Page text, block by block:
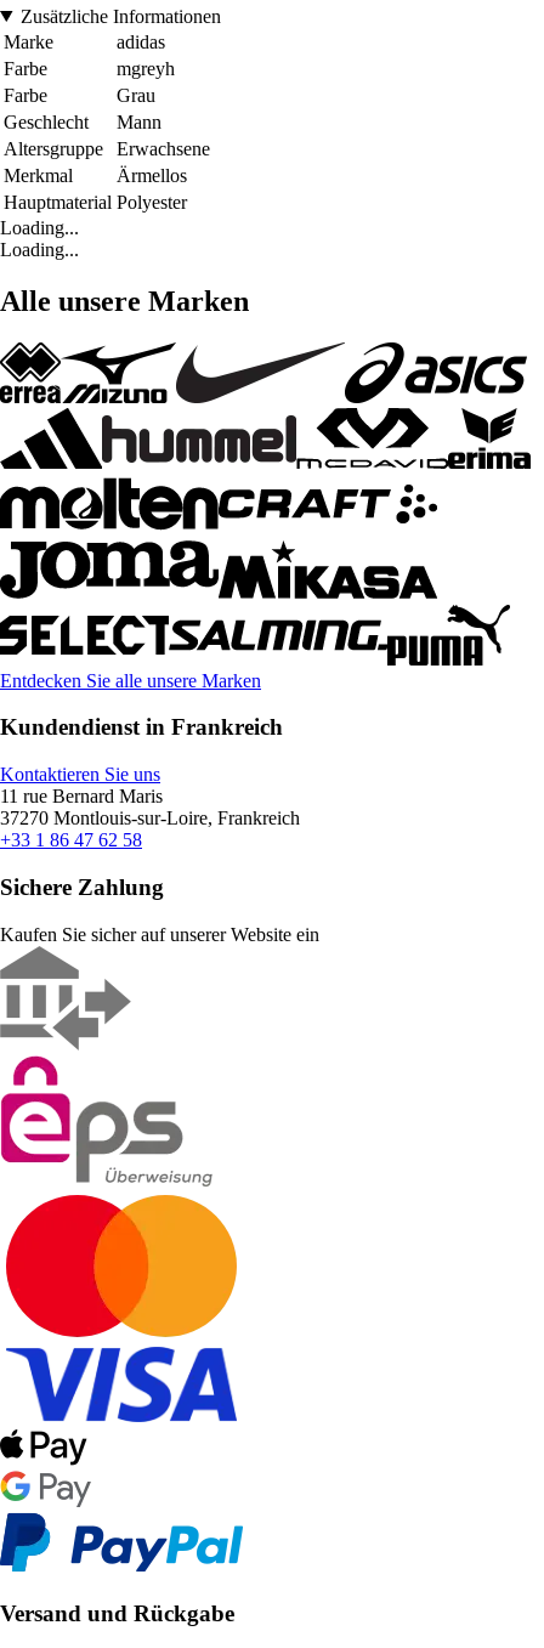
Zusätzliche Informationen
Marke
adidas
Farbe
mgreyh
Farbe
Grau
Geschlecht
Mann
Altersgruppe
Erwachsene
Merkmal
Ärmellos
Hauptmaterial Polyester
Loading...
Loading...
Alle unsere Marken
Entdecken Sie alle unsere Marken
Kundendienst in Frankreich
Kontaktieren Sie uns
11 rue Bernard Maris
37270 Montlouis-sur-Loire, Frankreich
+33 1 86 47 62 58
Sichere Zahlung
Kaufen Sie sicher auf unserer Website ein
Versand und Rückgabe